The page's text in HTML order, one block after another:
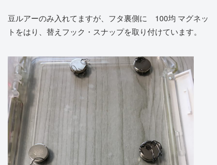
豆ルアーのみ入れてますが、フタ裏側に 100均 マグネッ
トをはり、替えフック・スナップを取り付けています。